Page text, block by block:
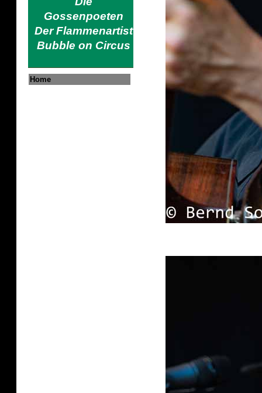
Gossenpoeten
Der Flammenartist
Bubble on Circus
Home